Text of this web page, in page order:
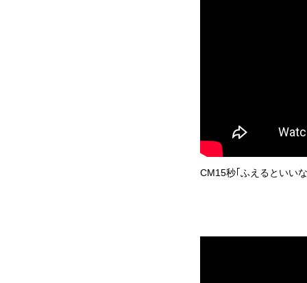
CM15秒｢ふえるといい